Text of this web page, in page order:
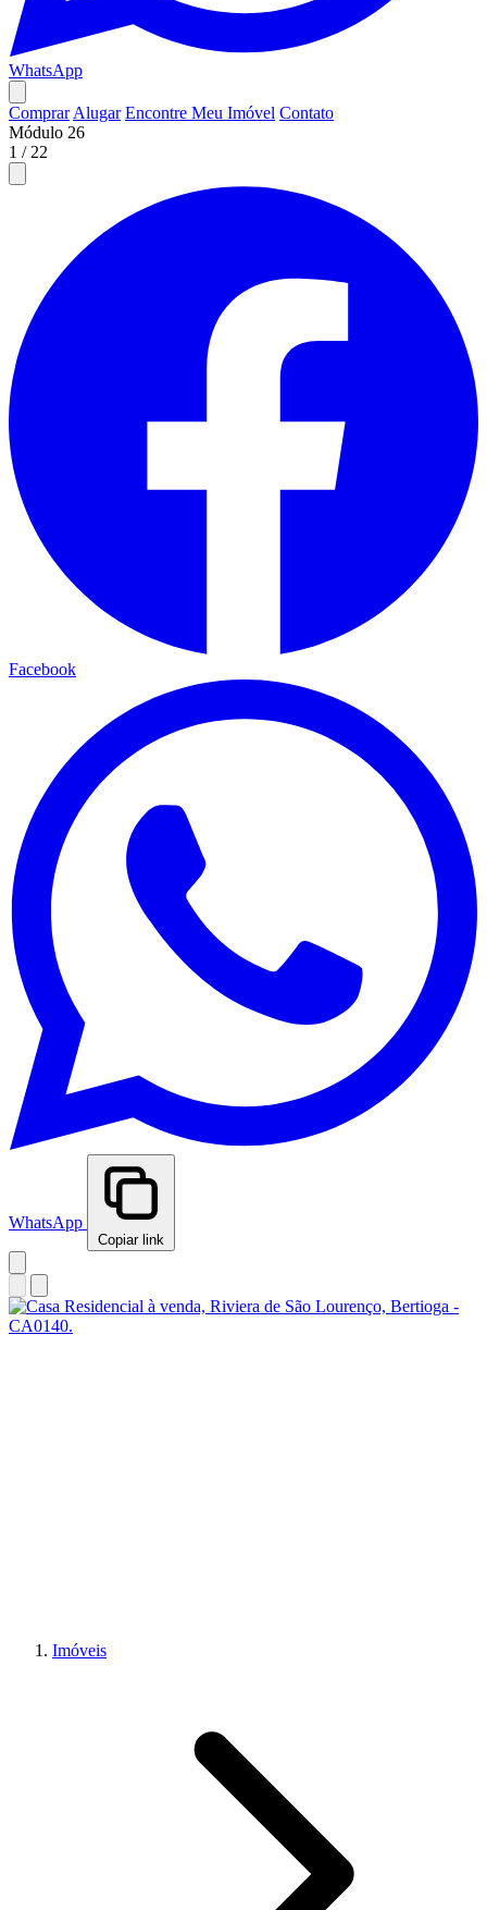
WhatsApp
Comprar Alugar Encontre Meu Imóvel Contato
Módulo 26
1 / 22
Facebook
WhatsApp
Copiar link
Imóveis